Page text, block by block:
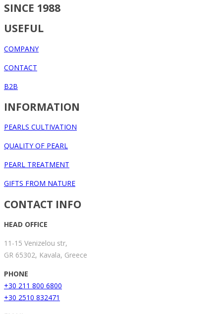
SINCE 1988
USEFUL
COMPANY
CONTACT
B2B
INFORMATION
PEARLS CULTIVATION
QUALITY OF PEARL
PEARL TREATMENT
GIFTS FROM NATURE
CONTACT INFO
HEAD OFFICE
11-15 Venizelou str,
GR 65302, Kavala, Greece
PHONE
+30 211 800 6800
+30 2510 832471